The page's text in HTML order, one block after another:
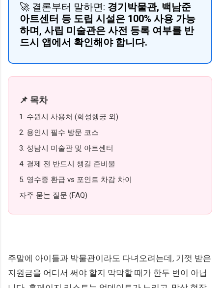
🚀 결론부터 말하면: 경기박물관, 백남준
아트센터 등 도립 시설은 100% 사용 가능
하며, 사립 미술관은 사전 등록 여부를 반
드시 앱에서 확인해야 합니다.
📌 목차
1. 수원시 사용처 (화성행궁 외)
2. 용인시 필수 방문 코스
3. 성남시 미술관 및 아트센터
4. 결제 전 반드시 챙길 준비물
5. 영수증 환급 vs 포인트 차감 차이
자주 묻는 질문 (FAQ)
주말에 아이들과 박물관이라도 다녀오려는데, 기껏 받은
지원금을 어디서 써야 할지 막막할 때가 한두 번이 아닙